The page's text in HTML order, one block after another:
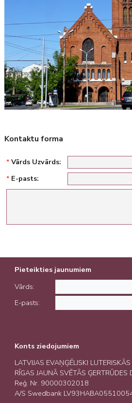
Kontaktu forma
* Vārds Uzvārds:
* E-pasts:
Pieteikties jaunumiem
Vārds:
E-pasts:
Konts ziedojumiem
LATVIJAS EVAŅĢĒLISKI
RĪGAS JAUNĀ SVĒTĀS ĢERTRŪDES
Reģ. Nr. 90000302018
A/S Swedbank